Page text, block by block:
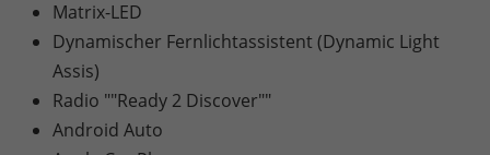
Matrix-LED
Dynamischer Fernlichtassistent (Dynamic Light
Assis)
Radio ""Ready 2 Discover""
Android Auto